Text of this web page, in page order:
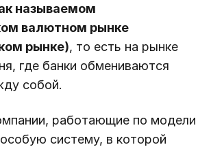
называемом
валютном рынке
рынке), то есть на рынке
где банки обмениваются
собой.
работающие по модели
систему, в которой